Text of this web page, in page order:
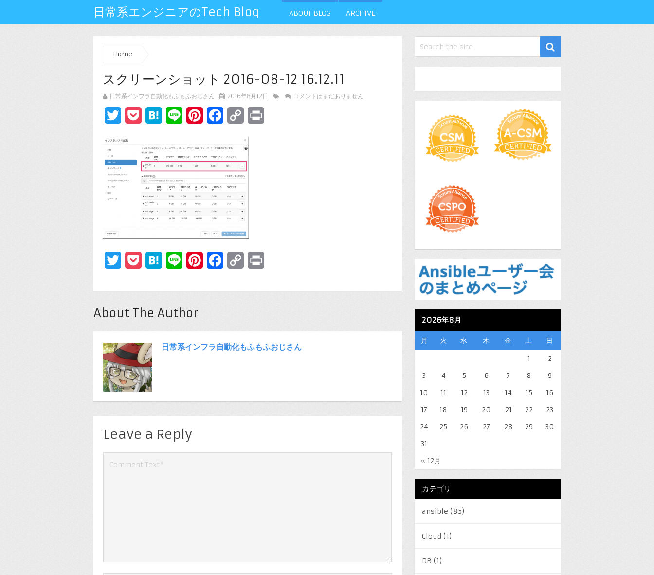
日常系エンジニアのTech Blog ABOUT BLOG ARCHIVE
Home
スクリーンショット 2016-08-12 16.12.11
日常系インフラ自動化もふもふおじさん 2016年8月12日 コメントはまだありません
TwitterPocketHatenaLine PinterestFacebook
Copy
TwitterPocketHatenaLine PinterestFacebook
Copy
About The Author
日常系インフラ自動化もふもふおじさん
Leave a Reply
2026年8月
月 火 水 木 金 土 日
« 12月
1
2
3
4 5 6 7 8
9
10
11 12 13 14 15
16
17
18 19 20 21 22
23
24
25 26 27 28 29
30
31
カテゴリ
ansible (85)
Cloud (1)
DB (1)